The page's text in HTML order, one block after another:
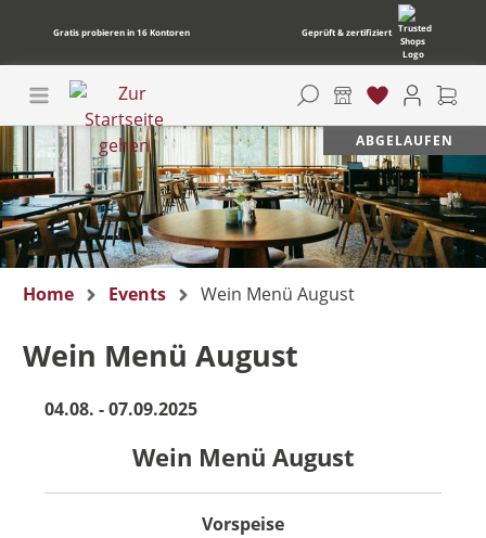
Gratis probieren in 16 Kontoren Geprüft & zertifiziert
ABGELAUFEN
Home Events Wein Menü August
Wein Menü August
04.08. - 07.09.2025
Wein Menü August
Vorspeise